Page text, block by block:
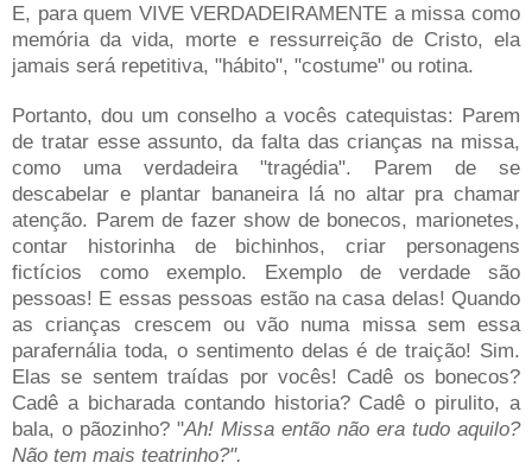
E, para quem VIVE VERDADEIRAMENTE a missa como
memória da vida, morte e ressurreição de Cristo, ela
jamais será repetitiva, "hábito", "costume" ou rotina.
Portanto, dou um conselho a vocês catequistas: Parem
de tratar esse assunto, da falta das crianças na missa,
como uma verdadeira "tragédia". Parem de se
descabelar e plantar bananeira lá no altar pra chamar
atenção. Parem de fazer show de bonecos, marionetes,
contar historinha de bichinhos, criar personagens
fictícios como exemplo. Exemplo de verdade são
pessoas! E essas pessoas estão na casa delas! Quando
as crianças crescem ou vão numa missa sem essa
parafernália toda, o sentimento delas é de traição! Sim.
Elas se sentem traídas por vocês! Cadê os bonecos?
Cadê a bicharada contando historia? Cadê o pirulito, a
bala, o pãozinho? "Ah! Missa então não era tudo aquilo?
Não tem mais teatrinho?".